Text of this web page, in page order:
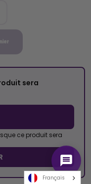
sera
ce produit sera
commande
• Made byNew Keys
Français